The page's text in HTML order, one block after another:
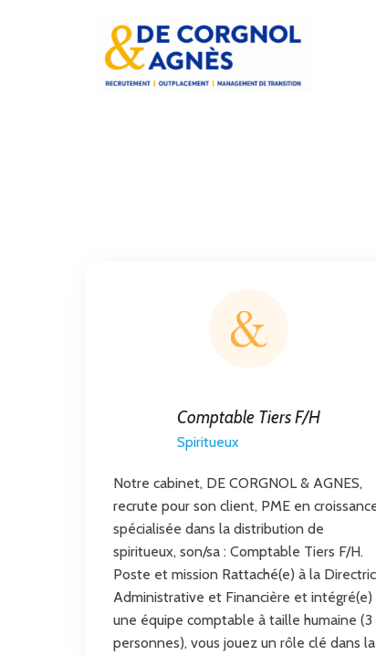
Comptable Tiers F/H
Spiritueux
Notre cabinet, DE CORGNOL & AGNES,
recrute pour son client, PME en
spécialisée dans la distribution de
spiritueux, son/sa : Comptable Tiers F/H.
Poste et mission Rattaché(e) à la
Administrative et Financière et intégré(e)
une équipe comptable à taille humaine (3
personnes), vous jouez un rôle clé dans la